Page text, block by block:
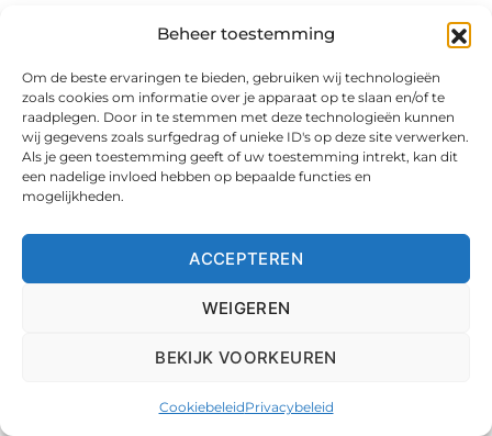
Beheer toestemming
Om de beste ervaringen te bieden, gebruiken wij technologieën
zoals cookies om informatie over je apparaat op te slaan en/of te
raadplegen. Door in te stemmen met deze technologieën kunnen
wij gegevens zoals surfgedrag of unieke ID's op deze site verwerken.
Als je geen toestemming geeft of uw toestemming intrekt, kan dit
een nadelige invloed hebben op bepaalde functies en
mogelijkheden.
ACCEPTEREN
WEIGEREN
BEKIJK VOORKEUREN
CookiebeleidPrivacybeleid
opbergruimte? Het ligt er maar net aan wat je
accessoires hebt dan wil je deze misschien
niet altijd in het zicht hebben staan. In dat
geval is het aan te raden voor een bureau
met opbergruimte te gaan. Als je alleen een
scherm, muis en toetsenbord hebt dan
Design en extra’s
De een zal het een worst wezen en de ander
zijn bureau. Als je hem op je slaapkamer
design waarschijnlijk minder belangrijk dan